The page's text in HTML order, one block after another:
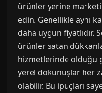
ürünler yerine
edin. Genellikle aynı
daha uygun fiyatlıdır.
ürünler satan
hizmetlerinde olduğu
yerel dokunuşlar her
olabilir. Bu ipuçları